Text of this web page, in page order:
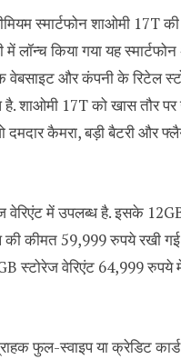
स्मार्टफोन शाओमी 17T की
में लॉन्च किया गया यह
वेबसाइट और कंपनी के रिटेल
शाओमी 17T को खास तौर
दमदार कैमरा, बड़ी बैटरी और
वेरिएंट में उपलब्ध है. इसके
की कीमत 59,999 रुपये रखी
स्टोरेज वेरिएंट 64,999 रुपये
फुल-स्वाइप या क्रेडिट